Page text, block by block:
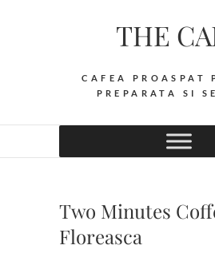
THE
CAFEA PROASPAT
PREPARATA SI
Two Minutes
Floreasca